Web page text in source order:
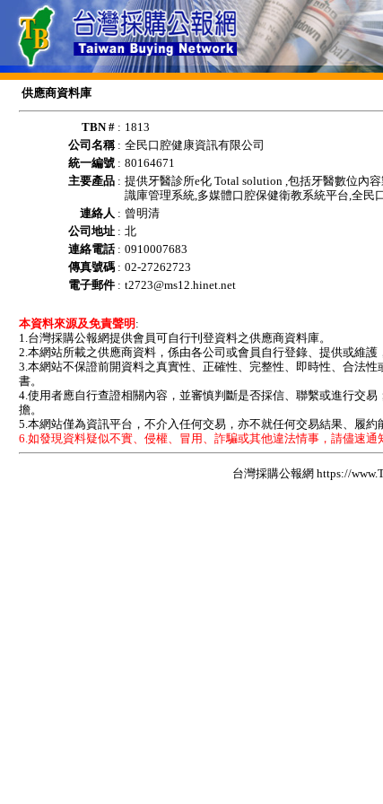
供應商資料庫
TBN # : 1813
公司名稱: 全民口腔健康資訊有限公司
統一編號 : 80164671
主要產品 : 提供牙醫診所e化 Total solution ,包括牙醫數位內
識庫管理系統,多媒體口腔保健衛教系統平台,全民
連絡人 : 曾明清
公司地址 : 北
連絡電話: 0910007683
傳真號碼 : 02-27262723
電子郵件 : t2723@ms12.hinet.net
本資料來源及免責聲明 :
1.台灣採購公報網提供會員可自行刊登資料之供應商資料庫。
2.本網站所載之供應商資料，係由各公司或會員自行登錄、提供或維護
3.本網站不保證前開資料之真實性、正確性、完整性、即時性、合法
書。
4.使用者應自行查證相關內容，並審慎判斷是否採信、聯繫或進行交
擔。
5.本網站僅為資訊平台，不介入任何交易，亦不就任何交易結果、履約
6.如發現資料疑似不實、侵權、冒用、詐騙或其他違法情事，請儘速通
台灣採購公報網 https://